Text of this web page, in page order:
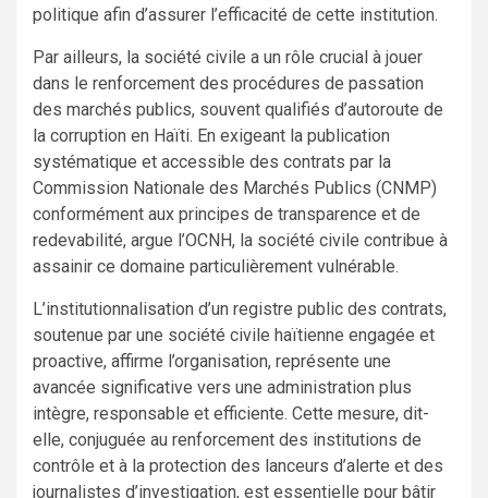
politique afin d’assurer l’efficacité de cette institution.
Par ailleurs, la société civile a un rôle crucial à jouer
dans le renforcement des procédures de passation
des marchés publics, souvent qualifiés d’autoroute de
la corruption en Haïti. En exigeant la publication
systématique et accessible des contrats par la
Commission Nationale des Marchés Publics (CNMP)
conformément aux principes de transparence et de
redevabilité, argue l’OCNH, la société civile contribue à
assainir ce domaine particulièrement vulnérable.
L’institutionnalisation d’un registre public des contrats,
soutenue par une société civile haïtienne engagée et
proactive, affirme l’organisation, représente une
avancée significative vers une administration plus
intègre, responsable et efficiente. Cette mesure, dit-
elle, conjuguée au renforcement des institutions de
contrôle et à la protection des lanceurs d’alerte et des
journalistes d’investigation, est essentielle pour bâtir